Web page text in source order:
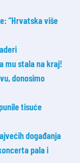
“Hrvatska više
mu stala na kraj!
donosimo
tisuće
događanja
pala i